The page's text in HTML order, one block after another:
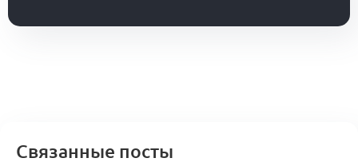
Связанные посты